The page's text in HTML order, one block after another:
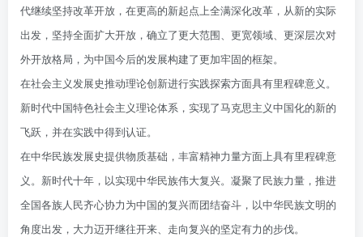
代继续坚持改革开放，在更高的新起点上全满深化改革，从新的实际
出发，坚持全面扩大开放，确立了更大范围、更宽领域、更深层次对
外开放格局，为中国今后的发展构建了更加牢固的框架。
在社会主义发展史推动理论创新进行实践探索方面具有里程碑意义。
新时代中国特色社会主义理论体系，实现了马克思主义中国化的新的
飞跃，并在实践中得到认证。
在中华民族发展史提供物质基础，丰富精神力量方面上具有里程碑意
义。新时代十年，以实现中华民族伟大复兴。凝聚了民族力量，推进
全国各族人民齐心协力为中国的复兴而团结奋斗，以中华民族文明的
角度出发，大力迈开继往开来、走向复兴的坚定有力的步伐。